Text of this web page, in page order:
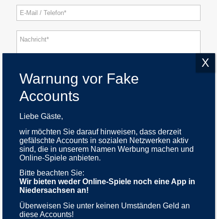
Ich bestätige, die Datenschutzerklärungzur
Kenntnis genommen zu haben.
Liebe Gäste,
wir möchten Sie darauf hinweisen, dass derzeit
gefälschte Accounts in sozialen Netzwerken aktiv
sind, die in unserem Namen Werbung machen und
Online-Spiele anbieten.
Bitte beachten Sie:
Wir bieten weder Online-Spiele noch eine App in
Niedersachsen an!
Überweisen Sie unter keinen Umständen Geld an
diese Accounts!